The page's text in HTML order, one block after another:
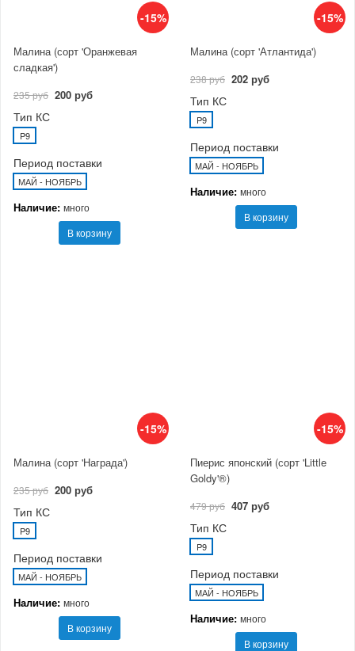
-15%
Малина (сорт 'Оранжевая
сладкая')
235 руб 200 руб
Тип КС
P9
Период поставки
МАЙ - НОЯБРЬ
Наличие: много
В корзину
-15%
Малина (сорт 'Атлантида')
238 руб 202 руб
Тип КС
P9
Период поставки
МАЙ - НОЯБРЬ
Наличие: много
В корзину
-15%
Малина (сорт 'Награда')
235 руб 200 руб
Тип КС
P9
Период поставки
МАЙ - НОЯБРЬ
Наличие: много
В корзину
-15%
Пиерис японский (сорт 'Little
Goldy'®)
479 руб 407 руб
Тип КС
P9
Период поставки
МАЙ - НОЯБРЬ
Наличие: много
В корзину